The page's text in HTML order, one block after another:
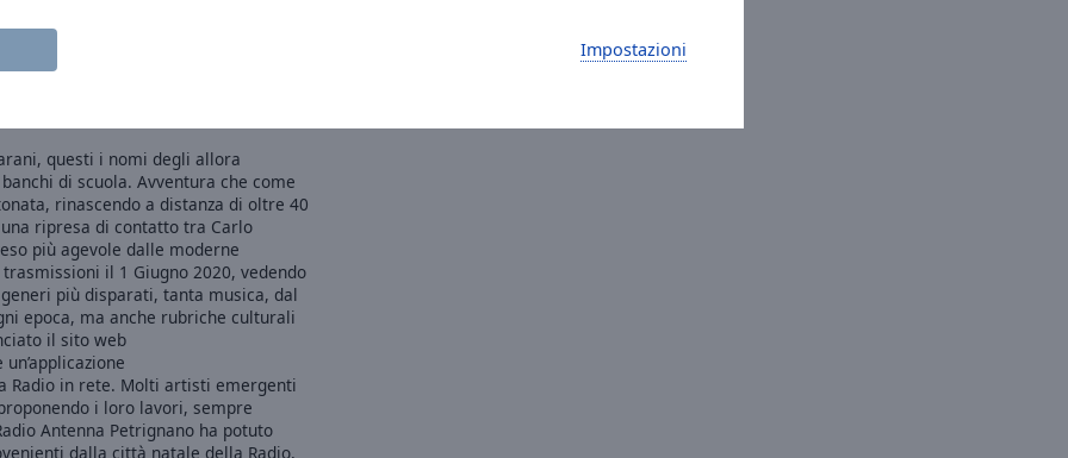
Impostazioni
questi i nomi degli allora
di scuola. Avventura che come
rinascendo a distanza di oltre 40
ripresa di contatto tra Carlo
più agevole dalle moderne
il 1 Giugno 2020, vedendo
più disparati, tanta musica, dal
epoca, ma anche rubriche culturali
il sito web
Radio in rete. Molti artisti emergenti
i loro lavori, sempre
Antenna Petrignano ha potuto
dalla città natale della Radio,